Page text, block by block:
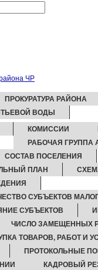
ПРОКУРАТУРА РАЙОНА
ВОДЫ
КОМИССИИ
РАБОЧАЯ ГРУППА
СОСТАВ ПОСЕЛЕНИЯ
ПЛАН
СУБЪЕКТОВ
СУБЪЕКТОВ
ЧИСЛО ЗАМЕЩЕННЫХ
ТОВАРОВ, РАБОТ И
ПРОТОКОЛЬНЫЕ
КАДРОВЫЙ